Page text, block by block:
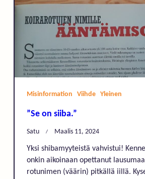
Misinformation Viihde Yleinen
”Se on siiba.”
Satu Maalis 11, 2024
Yksi shibamyyteistä vahvistui!
onkin aikoinaan opettanut
rotunimen (väärin) pitkällä iillä.